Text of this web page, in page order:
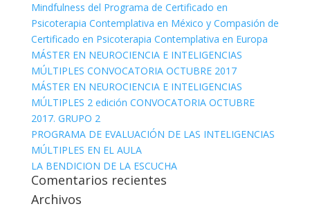
Mindfulness del Programa de Certificado en
Psicoterapia Contemplativa en México y Compasión de
Certificado en Psicoterapia Contemplativa en Europa
MÁSTER EN NEUROCIENCIA E INTELIGENCIAS
MÚLTIPLES CONVOCATORIA OCTUBRE 2017
MÁSTER EN NEUROCIENCIA E INTELIGENCIAS
MÚLTIPLES 2 edición CONVOCATORIA OCTUBRE
2017. GRUPO 2
PROGRAMA DE EVALUACIÓN DE LAS INTELIGENCIAS
MÚLTIPLES EN EL AULA
LA BENDICION DE LA ESCUCHA
Comentarios recientes
Archivos